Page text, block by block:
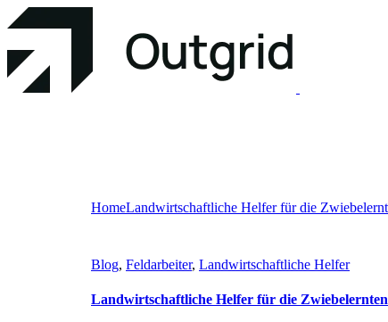
HomeLandwirtschaftliche Helfer für die
Blog, Feldarbeiter, Landwirtschaftliche Helfer
Landwirtschaftliche Helfer für die Zwiebelernten